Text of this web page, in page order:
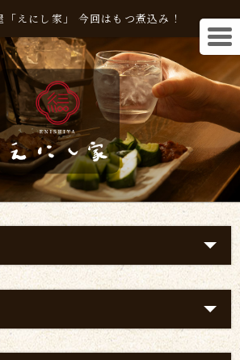
「えにし家」 今回はもつ煮込み！